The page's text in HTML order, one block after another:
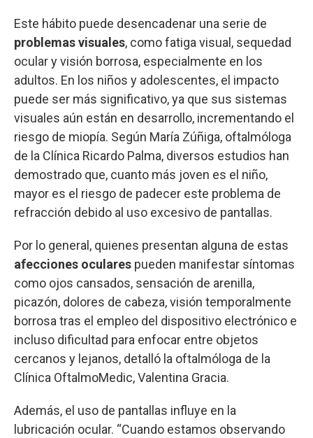
Este hábito puede desencadenar una serie de
problemas visuales, como fatiga visual, sequedad
ocular y visión borrosa, especialmente en los
adultos. En los niños y adolescentes, el impacto
puede ser más significativo, ya que sus sistemas
visuales aún están en desarrollo, incrementando el
riesgo de miopía. Según María Zúñiga, oftalmóloga
de la Clínica Ricardo Palma, diversos estudios han
demostrado que, cuanto más joven es el niño,
mayor es el riesgo de padecer este problema de
refracción debido al uso excesivo de pantallas.
Por lo general, quienes presentan alguna de estas
afecciones oculares pueden manifestar síntomas
como ojos cansados, sensación de arenilla,
picazón, dolores de cabeza, visión temporalmente
borrosa tras el empleo del dispositivo electrónico e
incluso dificultad para enfocar entre objetos
cercanos y lejanos, detalló la oftalmóloga de la
Clínica OftalmoMedic, Valentina Gracia.
Además, el uso de pantallas influye en la
lubricación ocular. “Cuando estamos observando